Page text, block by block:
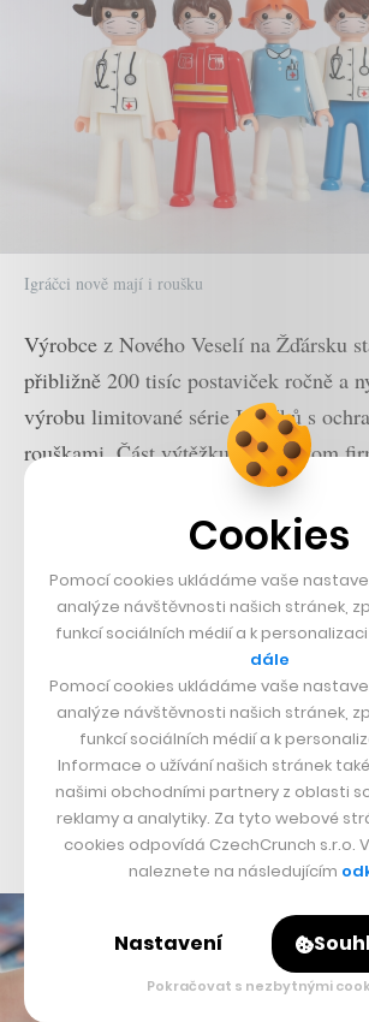
Igráčci nově mají i roušku
Výrobce z Nového Veselí na Žďársku
přibližně 200 tisíc postaviček ročně a
výrobu limitované série Igráčků s
rouškami. Část výtěžku chce přitom
boj se šířící se nákazou COVID-19, již
Roušky budou mít figurky
zdravotní sestry, hasiče, policisty i
rámci příprav limitované série přitom
na nečekaný problém. V 90. letech
postupně získávat plastický nos, který
běžně sluší, ale tentokrát představoval
Roušku by totiž bylo možné natisknout
což by z výchovného hlediska nebylo
Cookies
Pomocí cookies ukládáme vaše
analýze návštěvnosti našich stránek,
funkcí sociálních médií a k
dále
Pomocí cookies ukládáme vaše
analýze návštěvnosti našich stránek,
funkcí sociálních médií a k
Informace o užívání našich stránek
našimi obchodními partnery z oblasti
reklamy a analytiky. Za tyto webové
cookies odpovídá CzechCrunch s.r.o.
naleznete na následujícím
Nastavení
Pokračovat s nezbytnými